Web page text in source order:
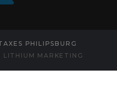
PHILIPSBURG
LITHIUM MARKETING